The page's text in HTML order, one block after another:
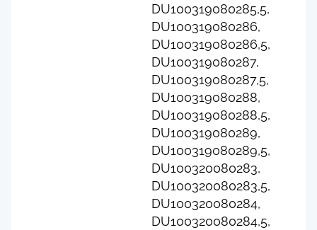
DU100319080285,5,
DU100319080286,
DU100319080286,5,
DU100319080287,
DU100319080287,5,
DU100319080288,
DU100319080288,5,
DU100319080289,
DU100319080289,5,
DU100320080283,
DU100320080283,5,
DU100320080284,
DU100320080284,5,